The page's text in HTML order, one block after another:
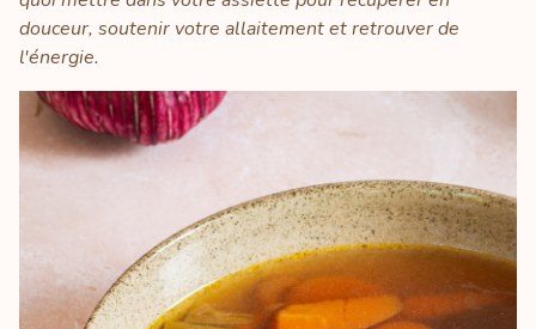
douceur, soutenir votre allaitement et retrouver de
l'énergie.